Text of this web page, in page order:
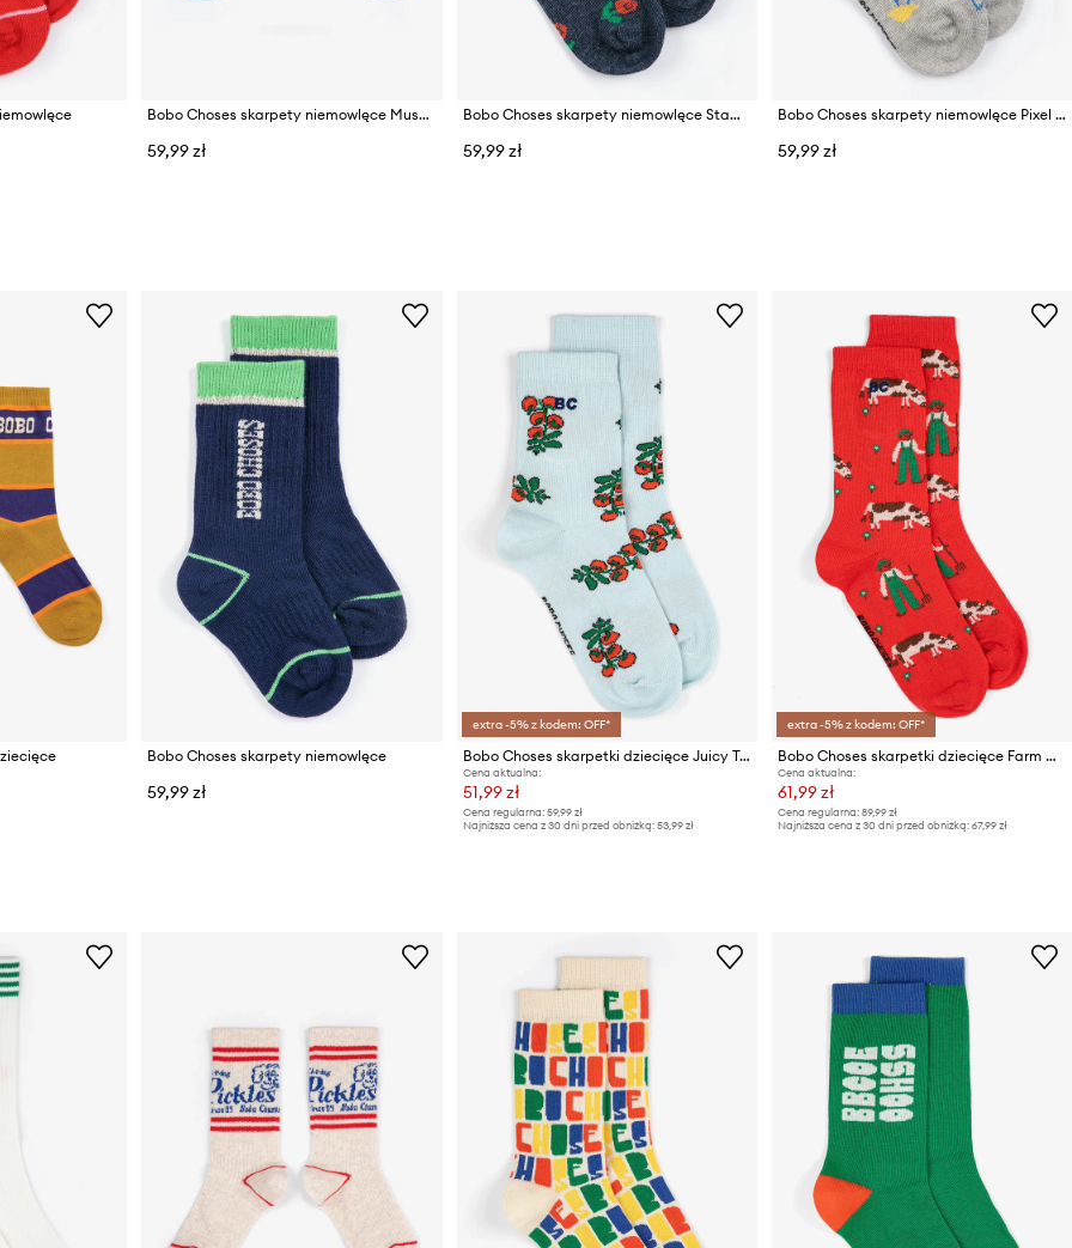
Bobo Choses skarpety niemowlęce Mush Monster
59,99 zł
Bobo Choses skarpety niemowlęce Stamp Bloom
59,99 zł
Bobo Choses skarpety niemowlęce Pixel Abduction
59,99 zł
Bobo Choses skarpety niemowlęce
59,99 zł
extra -5% z kodem: OFF*
Bobo Choses skarpetki dziecięce Juicy Tomatoes
Cena aktualna:
51,99 zł
Cena regularna: 59,99 zł
Najniższa cena z 30 dni przed obniżką: 53,99 zł
extra -5% z kodem: OFF*
Bobo Choses skarpetki dziecięce Farm Adventure
Cena aktualna:
61,99 zł
Cena regularna: 89,99 zł
Najniższa cena z 30 dni przed obniżką: 67,99 zł